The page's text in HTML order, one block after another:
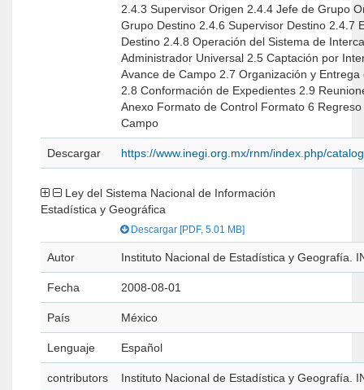
2.4.3 Supervisor Origen 2.4.4 Jefe de Grupo Origen 2.4.5 Jefe de
Grupo Destino 2.4.6 Supervisor Destino 2.4.7 Entrevistador
Destino 2.4.8 Operación del Sistema de Intercambio a Través del
Administrador Universal 2.5 Captación por Internet 2.6 Análisis del
Avance de Campo 2.7 Organización y Entrega de la Información
2.8 Conformación de Expedientes 2.9 Reuniones de Trabajo
Anexo Formato de Control Formato 6 Regreso de Cuestionarios a
Campo
Descargar https://www.inegi.org.mx/rnm/index.php/
Estadística y Geográfica
Descargar [PDF, 5.01 MB]
Autor Instituto Nacional de Estadística y Geografía.
Fecha 2008-08-01
País México
Lenguaje Español
contributors Instituto Nacional de Estadística y Geografía.